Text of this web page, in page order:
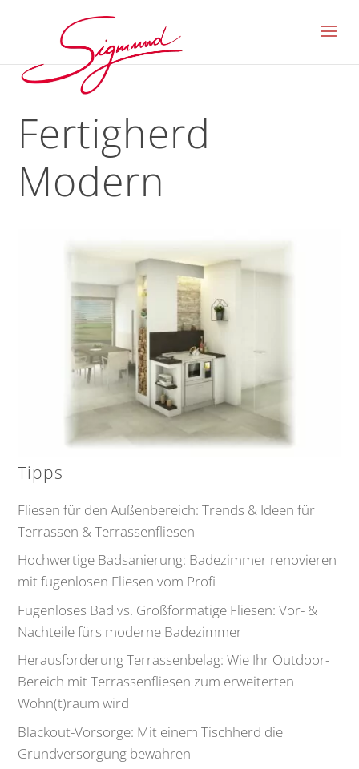
Fertigherd
Modern
Tipps
Fliesen für den Außenbereich: Trends & Ideen für
Terrassen & Terrassenfliesen
Hochwertige Badsanierung: Badezimmer renovieren
mit fugenlosen Fliesen vom Profi
Fugenloses Bad vs. Großformatige Fliesen: Vor- &
Nachteile fürs moderne Badezimmer
Herausforderung Terrassenbelag: Wie Ihr Outdoor-
Bereich mit Terrassenfliesen zum erweiterten
Wohn(t)raum wird
Blackout-Vorsorge: Mit einem Tischherd die
Grundversorgung bewahren